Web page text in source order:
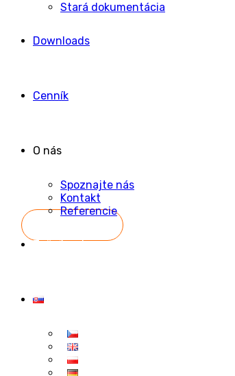
Stará dokumentácia
Downloads
Cenník
O nás
Spoznajte nás
Kontakt
Referencie
Začať zadarmo